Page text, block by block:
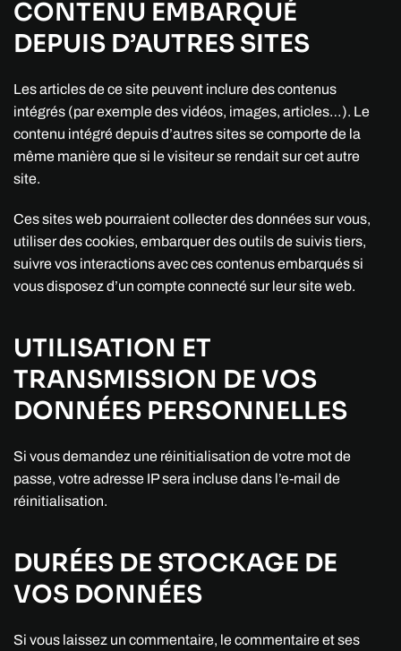
CONTENU EMBARQUÉ
DEPUIS D’AUTRES SITES
Les articles de ce site peuvent inclure des contenus
intégrés (par exemple des vidéos, images, articles…). Le
contenu intégré depuis d’autres sites se comporte de la
même manière que si le visiteur se rendait sur cet autre
site.
Ces sites web pourraient collecter des données sur vous,
utiliser des cookies, embarquer des outils de suivis tiers,
suivre vos interactions avec ces contenus embarqués si
vous disposez d’un compte connecté sur leur site web.
UTILISATION ET
TRANSMISSION DE VOS
DONNÉES PERSONNELLES
Si vous demandez une réinitialisation de votre mot de
passe, votre adresse IP sera incluse dans l’e-mail de
réinitialisation.
DURÉES DE STOCKAGE DE
VOS DONNÉES
Si vous laissez un commentaire, le commentaire et ses